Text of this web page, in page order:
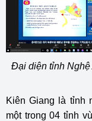
Đại diện tỉnh Nghệ
Kiên Giang là tỉnh
một trong 04 tỉnh